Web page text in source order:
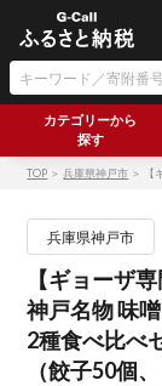
カテゴリーから
探す
TOP ＞兵庫県神戸市 ＞ 【
兵庫県神戸市
【ギョーザ
神戸名物 味
2種食べ比べ
（餃子50個